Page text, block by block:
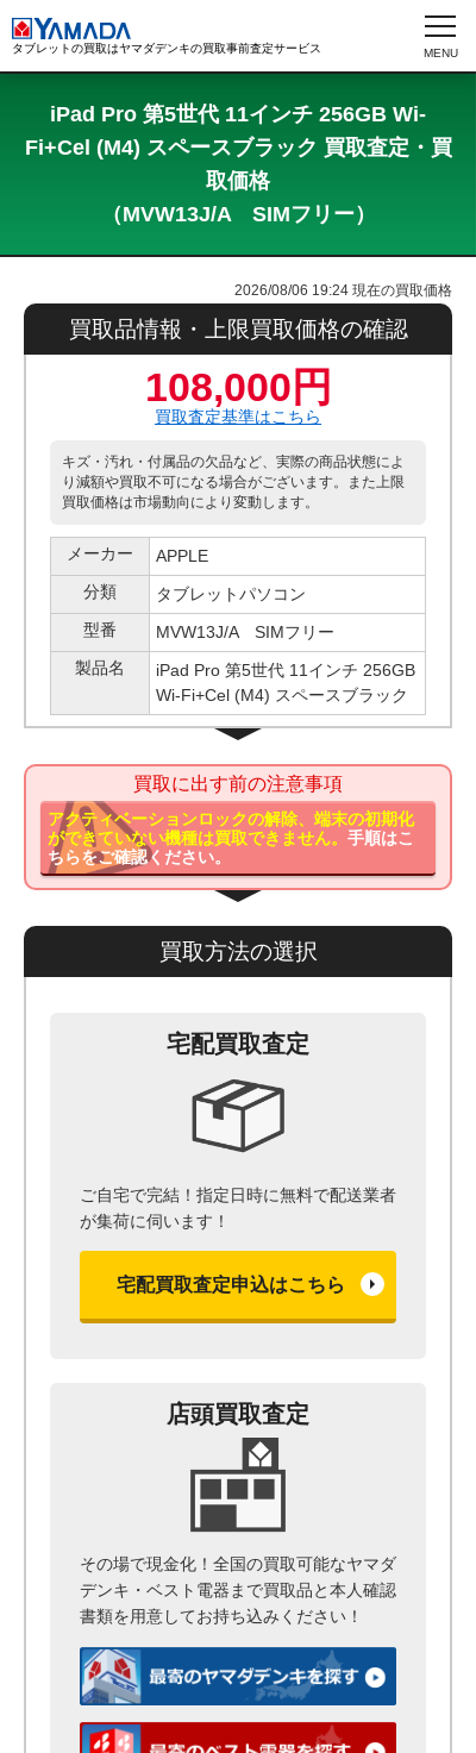
タブレットの買取はヤマダデンキの買取事前査定サービス
iPad Pro 第5世代 11インチ 256GB Wi-
Fi+Cel (M4) スペースブラック 買取査定・買
取価格
（MVW13J/A SIMフリー）
2026/08/06 19:24 現在の買取価格
買取品情報・上限買取価格の確認
108,000円
買取査定基準はこちら
キズ・汚れ・付属品の欠品など、実際の商品状態によ
り減額や買取不可になる場合がございます。また上限
買取価格は市場動向により変動します。
メーカー
APPLE
分類
タブレットパソコン
型番
MVW13J/A SIMフリー
製品名
iPad Pro 第5世代 11インチ 256GB
Wi-Fi+Cel (M4) スペースブラック
買取に出す前の注意事項
アクティベーションロックの解除、端末の初期化
ができていない機種は買取できません。手順はこ
ちらをご確認ください。
買取方法の選択
宅配買取査定
ご自宅で完結！指定日時に無料で配送業者
が集荷に伺います！
宅配買取査定申込はこちら
店頭買取査定
その場で現金化！全国の買取可能なヤマダ
デンキ・ベスト電器まで買取品と本人確認
書類を用意してお持ち込みください！